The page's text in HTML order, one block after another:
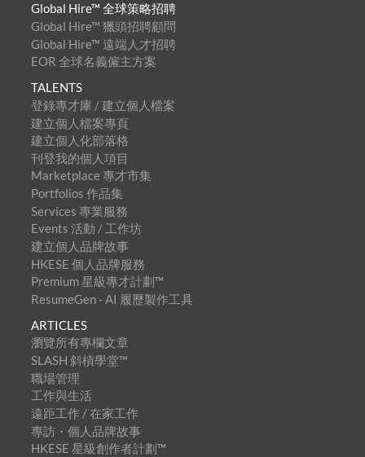
Global Hire™ 全球策略招聘
Global Hire™ 獵頭招聘顧問
Global Hire™ 遠端人才招聘
EOR 全球名義僱主方案
TALENTS
登錄專才庫 / 建立個人檔案
建立個人檔案專頁
建立個人化部落格
刊登我的個人項目
Marketplace 專才市集
Portfolios 作品集
Services 專業服務
Events 活動 / 工作坊
建立個人品牌故事
HKESE 個人品牌服務
Premium 星級專才計劃™
ResumeGen - AI 履歷製作工具
ARTICLES
瀏覽所有專欄文章
SLASH 斜槓學堂™
職場管理
工作與生活
遠距工作 / 在家工作
專訪・個人品牌故事
HKESE 星級創作者計劃™